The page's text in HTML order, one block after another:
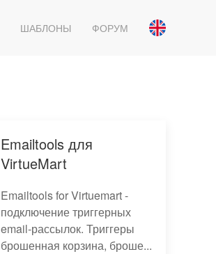
ШАБЛОНЫ ФОРУМ
Emailtools для
VirtueMart
Emailtools for Virtuemart -
подключение триггерных
email-рассылок. Триггеры
брошенная корзина, броше...